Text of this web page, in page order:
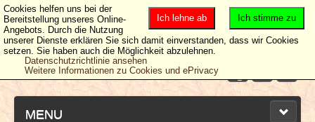
MENU
Ich stimme zu
Ich lehne ab
Cookies helfen uns bei der
Bereitstellung unseres Online-
Angebots. Durch die Nutzung
unserer Dienste erklären Sie sich damit einverstanden, dass wir Cookies
setzen. Sie haben auch die Möglichkeit abzulehnen.
Datenschutzrichtlinie ansehen
Weitere Informationen zu Cookies und ePrivacy